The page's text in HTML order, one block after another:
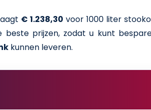
€ 1.238,30 voor 1000 liter
prijzen, zodat u kunt
kunnen leveren.